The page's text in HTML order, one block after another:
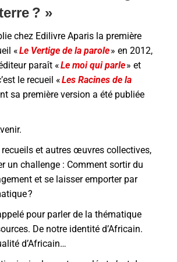
? »
chez Edilivre Aparis la première
«Le Vertige de la parole» en 2012,
paraît «Le moi qui parle» et
le recueil «Les Racines de la
sa première version a été publiée
et autres œuvres collectives,
un challenge : Comment sortir du
et se laisser emporter par
?
pour parler de la thématique
De notre identité d’Africain.
d’Africain…